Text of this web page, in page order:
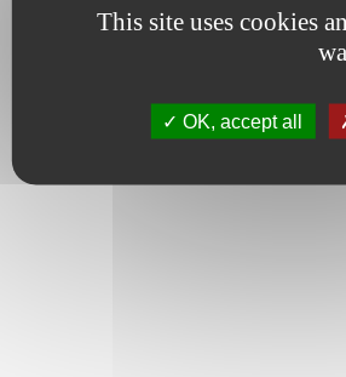
This site uses cookies
OK, accept all